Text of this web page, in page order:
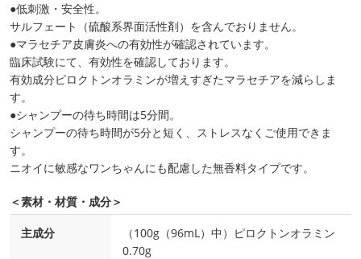
●低刺激・安全性。
サルフェート（硫酸系界面活性剤）を含んでおりません。
●マラセチア皮膚炎への有効性が確認されています。
臨床試験にて、有効性を確認しております。
有効成分ピロクトンオラミンが増えすぎたマラセチアを減らしま
す。
●シャンプーの待ち時間は5分間。
シャンプーの待ち時間が5分と短く、ストレスなくご使用できま
す。
ニオイに敏感なワンちゃんにも配慮した無香料タイプです。
＜素材・材質・成分＞
主成分
（100g（96mL）中）ピロクトンオラミン
0.70g